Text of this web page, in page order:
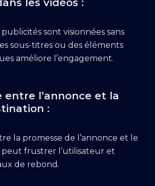
les vidéos :
sont visionnées sans
sous-titres ou des éléments
améliore l’engagement.
entre l’annonce et la
:
la promesse de l’annonce et le
frustrer l’utilisateur et
de rebond.